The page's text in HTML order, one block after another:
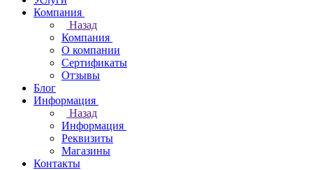
Компания
Назад
Компания
О компании
Сертификаты
Отзывы
Блог
Информация
Назад
Информация
Реквизиты
Магазины
Контакты